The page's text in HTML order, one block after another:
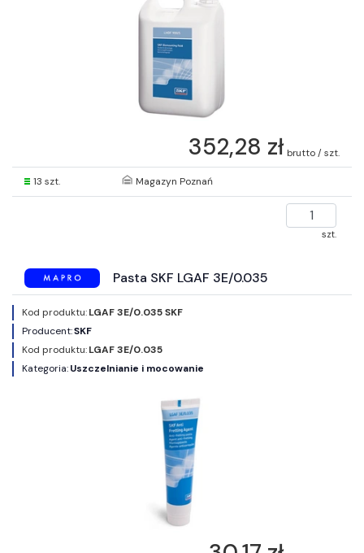
352,28 zł brutto / szt.
13 szt. Magazyn Poznań
szt.
Pasta SKF LGAF 3E/0.035
Kod produktu:LGAF 3E/0.035 SKF
Producent:SKF
Kod produktu:LGAF 3E/0.035
Kategoria:Uszczelnianie i mocowanie